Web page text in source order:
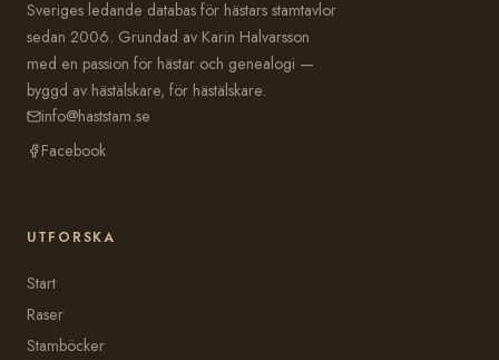
Sveriges ledande databas för hästars stamtavlor
sedan 2006. Grundad av Karin Halvarsson
med en passion för hästar och genealogi —
byggd av hästälskare, för hästälskare.
info@haststam.se
Facebook
UTFORSKA
Start
Raser
Stamböcker